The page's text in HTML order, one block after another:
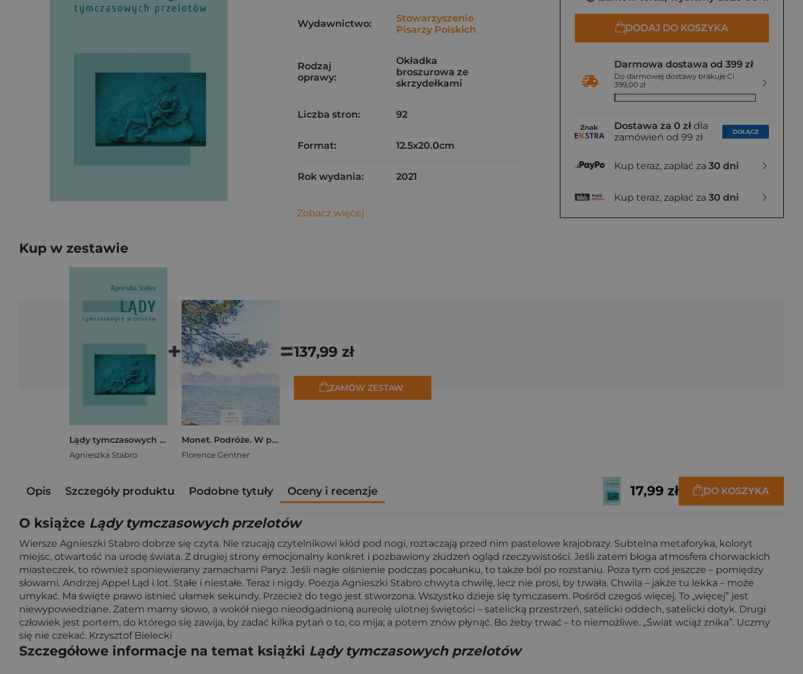
DODAJ DO KOSZYKA
Darmowa dostawa od 399 zł
Do darmowej dostawy brakuje Ci
399,00 zł
Dostawa za 0 zł dla
zamówień od 99 zł
DOŁĄCZ
Kup teraz, zapłać za 30 dni
Kup teraz, zapłać za 30 dni
Wydawnictwo:
Stowarzyszenie
Pisarzy Polskich
Rodzaj
oprawy:
Okładka
broszurowa ze
skrzydełkami
Liczba stron: 92
Format: 12.5x20.0cm
Rok wydania: 2021
Zobacz więcej
Kup w zestawie
Lądy tymczasowych przelotów
Agnieszka Stabro
+
Monet. Podróże. W poszukiwaniu światła
Florence Gentner
=137,99 zł
ZAMÓW ZESTAW
Opis Szczegóły produktu Podobne tytuły Oceny i recenzje 17,99 zł DO KOSZYKA
O książce Lądy tymczasowych przelotów
Wiersze Agnieszki Stabro dobrze się czyta. Nie rzucają czytelnikowi kłód pod nogi, roztaczają przed nim pastelowe krajobrazy. Subtelna metaforyka, koloryt
miejsc, otwartość na urodę świata. Z drugiej strony emocjonalny konkret i pozbawiony złudzeń ogląd rzeczywistości. Jeśli zatem błoga atmosfera chorwackich
miasteczek, to również sponiewierany zamachami Paryż. Jeśli nagłe olśnienie podczas pocałunku, to także ból po rozstaniu. Poza tym coś jeszcze – pomiędzy
słowami. Andrzej Appel Ląd i lot. Stałe i niestałe. Teraz i nigdy. Poezja Agnieszki Stabro chwyta chwilę, lecz nie prosi, by trwała. Chwila – jakże tu lekka – może
umykać. Ma święte prawo istnieć ułamek sekundy. Przecież do tego jest stworzona. Wszystko dzieje się tymczasem. Pośród czegoś więcej. To „więcej” jest
niewypowiedziane. Zatem mamy słowo, a wokół niego nieodgadnioną aureolę ulotnej świętości – satelicką przestrzeń, satelicki oddech, satelicki dotyk. Drugi
człowiek jest portem, do którego się zawija, by zadać kilka pytań o to, co mija; a potem znów płynąć. Bo żeby trwać – to niemożliwe. „Świat wciąż znika”. Uczmy
się nie czekać. Krzysztof Bielecki
Szczegółowe informacje na temat książki Lądy tymczasowych przelotów